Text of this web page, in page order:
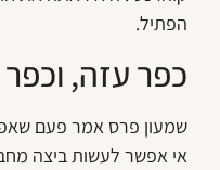
הפתיל.
כפר עזה,
שמעון פרס אמר פעם
אי אפשר לעשות ביצה